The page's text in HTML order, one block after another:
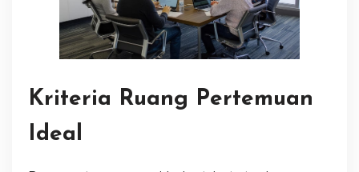
Kriteria Ruang Pertemuan
Ideal